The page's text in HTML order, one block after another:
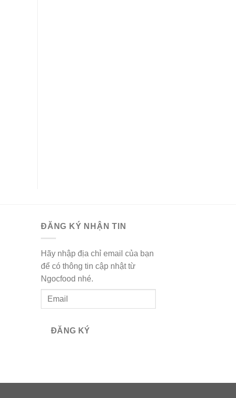
ĐĂNG KÝ NHẬN TIN
Hãy nhập địa chỉ email của bạn
để có thông tin cập nhật từ
Ngocfood nhé.
Email
ĐĂNG KÝ